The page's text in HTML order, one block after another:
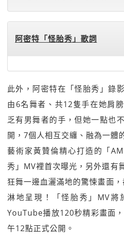
阿密特「怪胎秀」歌詞
此外，阿密特在「怪胎秀」錄
由6名舞者、共12隻手在她肩
乏有男舞者的手，但她一點也
開，7個人相互交纏、融為一體
藝術家黃贊倫精心打造的「
秀」MV裡首次曝光，另外還有
狂舞一邊血灑滿地的驚悚畫面
淋地呈現！「怪胎秀」MV將
YouTube播放120秒精彩畫面
午12點正式公開。